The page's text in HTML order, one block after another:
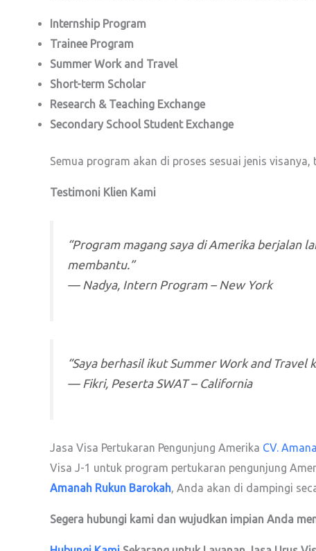
Internship Program
Trainee Program
Summer Work and Travel
Short-term Scholar
Research & Teaching Exchange
Secondary School Student Exchange
Semua program akan di proses sesuai jenis
Testimoni Klien Kami
“Program magang saya di Amerika berjalan
membantu.”
— Nadya, Intern Program – New York
“Saya berhasil ikut Summer Work and
— Fikri, Peserta SWAT – California
Jasa Visa Pertukaran Pengunjung Amerika CV.
Visa J-1 untuk program pertukaran pengunjung
Amanah Rukun Barokah, Anda akan di dampingi
Segera hubungi kami dan wujudkan impian Anda